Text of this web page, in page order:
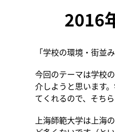
2016
「学校の環境・街並
今回のテーマは学校
介しようと思います
てくれるので、そち
上海師範大学は上海